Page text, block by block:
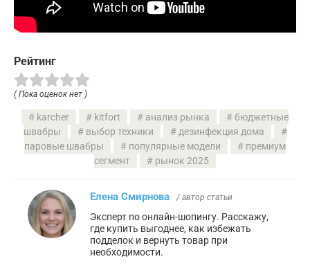
Рейтинг
( Пока оценок нет )
karcher kitfort анализ рынка
бюджетные
швабры
выбор техники
дезинфекция дома
паровые швабры
популярные модели
премиум
сегмент
рынок 2025
Елена Смирнова / автор статьи
Эксперт по онлайн-шопингу. Расскажу,
где купить выгоднее, как избежать
подделок и вернуть товар при
необходимости.